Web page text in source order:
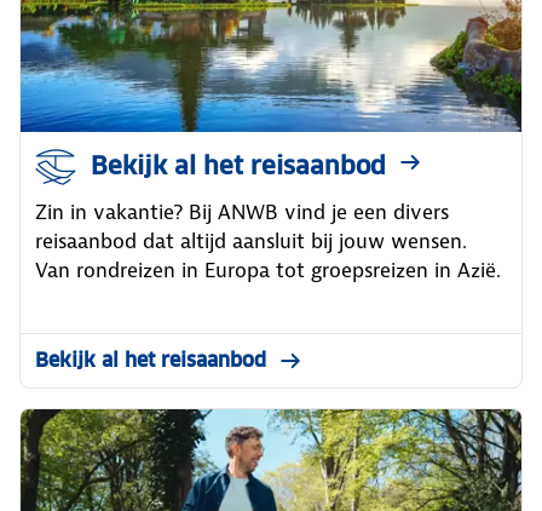
Bekijk al het reisaanbod
Zin in vakantie? Bij ANWB vind je een divers
reisaanbod dat altijd aansluit bij jouw wensen.
Van rondreizen in Europa tot groepsreizen in Azië.
Bekijk al het reisaanbod